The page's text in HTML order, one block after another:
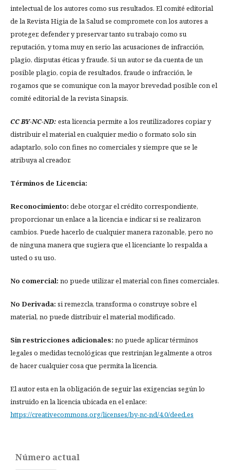
intelectual de los autores como sus resultados. El comité editorial
de la Revista Higia de la Salud se compromete con los autores a
proteger, defender y preservar tanto su trabajo como su
reputación, y toma muy en serio las acusaciones de infracción,
plagio, disputas éticas y fraude. Si un autor se da cuenta de un
posible plagio, copia de resultados, fraude o infracción, le
rogamos que se comunique con la mayor brevedad posible con el
comité editorial de la revista Sinapsis.
CC BY-NC-ND: esta licencia permite a los reutilizadores copiar y
distribuir el material en cualquier medio o formato solo sin
adaptarlo, solo con fines no comerciales y siempre que se le
atribuya al creador.
Términos de Licencia:
Reconocimiento: debe otorgar el crédito correspondiente,
proporcionar un enlace a la licencia e indicar si se realizaron
cambios. Puede hacerlo de cualquier manera razonable, pero no
de ninguna manera que sugiera que el licenciante lo respalda a
usted o su uso.
No comercial: no puede utilizar el material con fines comerciales.
No Derivada: si remezcla, transforma o construye sobre el
material, no puede distribuir el material modificado.
Sin restricciones adicionales: no puede aplicar términos
legales o medidas tecnológicas que restrinjan legalmente a otros
de hacer cualquier cosa que permita la licencia.
El autor esta en la obligación de seguir las exigencias según lo
instruido en la licencia ubicada en el enlace:
https://creativecommons.org/licenses/by-nc-nd/4.0/deed.es
Número actual